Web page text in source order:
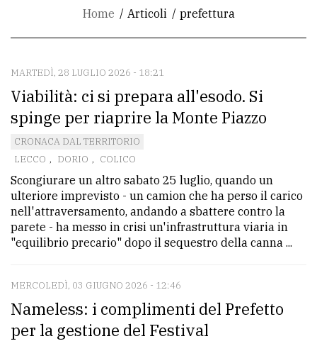
CONTATTI
La
redazione
Scrivici
Per
tua
pubblicità
Cerca
per
comune
Home Articoli prefettura
MARTEDÌ, 28 LUGLIO 2026 - 18:21
Viabilità: ci si prepara all'esodo. Si
spinge per riaprire la Monte Piazzo
CRONACA DAL TERRITORIO
LECCO , DORIO , COLICO
Scongiurare un altro sabato 25 luglio, quando un
ulteriore imprevisto - un camion che ha perso il carico
nell'attraversamento, andando a sbattere contro la
parete - ha messo in crisi un'infrastruttura viaria in
"equilibrio precario" dopo il sequestro della canna ...
MERCOLEDÌ, 03 GIUGNO 2026 - 12:46
Nameless: i complimenti del Prefetto
per la gestione del Festival